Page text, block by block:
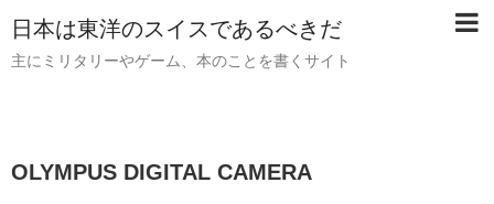
日本は東洋のスイスであるべきだ
主にミリタリーやゲーム、本のことを書くサイト
OLYMPUS DIGITAL CAMERA